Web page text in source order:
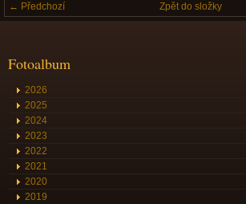
← Předchozí Zpět do složky
Fotoalbum
2026
2025
2024
2023
2022
2021
2020
2019